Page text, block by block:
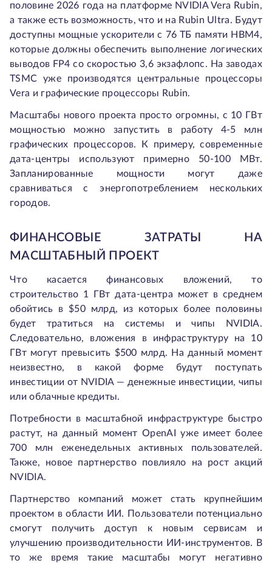
половине 2026 года на платформе NVIDIA Vera Rubin,
а также есть возможность, что и на Rubin Ultra. Будут
доступны мощные ускорители с 76 ТБ памяти HBM4,
которые должны обеспечить выполнение логических
выводов FP4 со скоростью 3,6 экзафлопс. На заводах
TSMC уже производятся центральные процессоры
Vera и графические процессоры Rubin.
Масштабы нового проекта просто огромны, с 10 ГВт
мощностью можно запустить в работу 4-5 млн
графических процессоров. К примеру, современные
дата-центры используют примерно 50-100 МВт.
Запланированные мощности могут даже
сравниваться с энергопотреблением нескольких
городов.
ФИНАНСОВЫЕ ЗАТРАТЫ НА
МАСШТАБНЫЙ ПРОЕКТ
Что касается финансовых вложений, то
строительство 1 ГВт дата-центра может в среднем
обойтись в $50 млрд, из которых более половины
будет тратиться на системы и чипы NVIDIA.
Следовательно, вложения в инфраструктуру на 10
ГВт могут превысить $500 млрд. На данный момент
неизвестно, в какой форме будут поступать
инвестиции от NVIDIA — денежные инвестиции, чипы
или облачные кредиты.
Потребности в масштабной инфраструктуре быстро
растут, на данный момент OpenAI уже имеет более
700 млн еженедельных активных пользователей.
Также, новое партнерство повлияло на рост акций
NVIDIA.
Партнерство компаний может стать крупнейшим
проектом в области ИИ. Пользователи потенциально
смогут получить доступ к новым сервисам и
улучшению производительности ИИ-инструментов. В
то же время такие масштабы могут негативно